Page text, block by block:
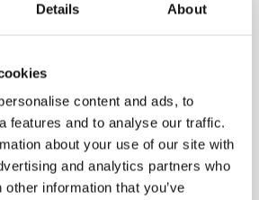
Details About
content and ads, to
features and to analyse our traffic.
about your use of our site with
and analytics partners who
information that you’ve